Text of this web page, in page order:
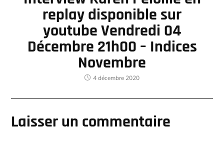
replay disponible sur
youtube Vendredi 04
Décembre 21h00 – Indices
Novembre
4 décembre 2020
Laisser un commentaire